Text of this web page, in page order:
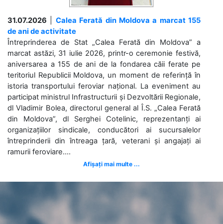
31.07.2026
Calea Ferată din Moldova a marcat 155
de ani de activitate
Întreprinderea de Stat „Calea Ferată din Moldova” a
marcat astăzi, 31 iulie 2026, printr-o ceremonie festivă,
aniversarea a 155 de ani de la fondarea căii ferate pe
teritoriul Republicii Moldova, un moment de referință în
istoria transportului feroviar național. La eveniment au
participat ministrul Infrastructurii și Dezvoltării Regionale,
dl Vladimir Bolea, directorul general al Î.S. „Calea Ferată
din Moldova”, dl Serghei Cotelinic, reprezentanți ai
organizațiilor sindicale, conducători ai sucursalelor
întreprinderii din întreaga țară, veterani și angajați ai
ramurii feroviare....
Afișați mai multe ...